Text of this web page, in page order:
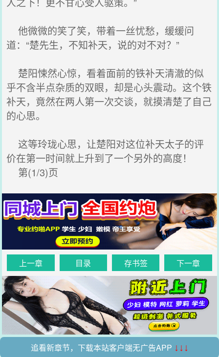
他微微的笑了笑，带着一丝忧愁，缓缓问
道：“楚先生，不知补天，说的对不对？”
楚阳悚然心惊，看着面前的铁补天清澈的似
乎不含半点杂质的双眼，却是心头震动。这个铁
补天，竟然在两人第一次交谈，就摸清楚了自己
的心思。
这等玲珑心思，让楚阳对这位补天太子的评
价在第一时间就上升到了一个另外的高度！
第(1/3)页
上一章 目录 存书签 下一章
追看新章节，下载本站客户端无广告APP ↓↓↓